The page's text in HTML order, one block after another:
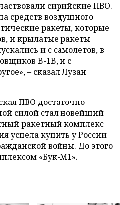
сирийские ПВО.
средств воздушного
ракеты, которые
и крылатые ракеты
и с самолетов, в
B-1B, и с
– сказал Лузан
ПВО достаточно
силой стал новейший
ракетный комплекс
успела купить у России
войны. До этого
«Бук-М1».